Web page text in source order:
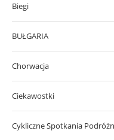
Biegi
BUŁGARIA
Chorwacja
Ciekawostki
Cykliczne Spotkania